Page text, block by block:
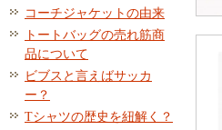
コーチジャケットの由来
トートバッグの売れ筋商
品について
ビブスと言えばサッカ
ー？
Tシャツの歴史を紐解く？